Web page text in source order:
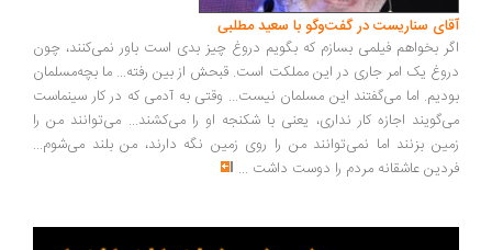
آقای سناریست در گفت‌وگو با سعید مطلبی
اگر بخواهم فیلمی بسازم که بگویم دروغ چیز بدی است باور نمی‌کنند، چون
دروغ یک امر جاری در این مملکت است. قبحش از بین رفته... ما بچه‌مسلمان
بودیم. اما می‌گفتند این مسلمان نیست... وقتی به آدمی که در کار سینماست
می‌گویند اجازه کار نداری، یعنی با شکنجه او را می‌کشند... می‌توانند من را
زمین بزنند اما نمی‌توانند من را روی زمین نگه دارند، من بلند می‌شوم...
فردین عاشقانه مردم را دوست داشت ...